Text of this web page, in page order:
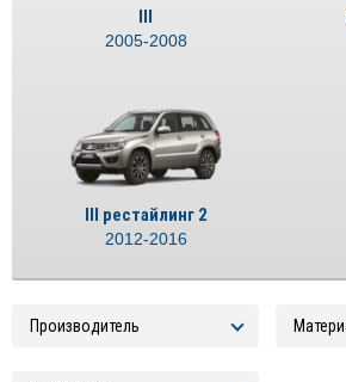
III
2005-2008
III рестайлинг 2
2012-2016